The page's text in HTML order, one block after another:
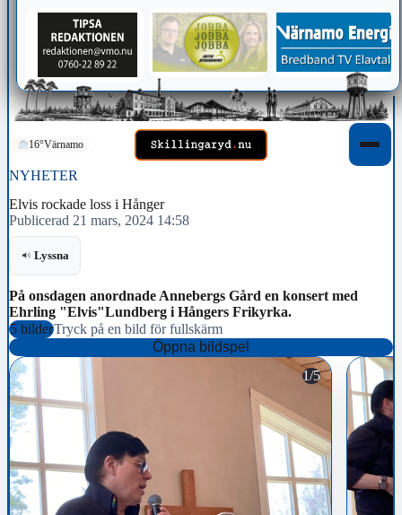
16°Värnamo
NYHETER
Elvis rockade loss i Hånger
Publicerad 21 mars, 2024 14:58
Lyssna
På onsdagen anordnade Annebergs Gård en konsert med
Ehrling "Elvis"Lundberg i Hångers Frikyrka.
5 bilderTryck på en bild för fullskärm
Öppna bildspel
1/5